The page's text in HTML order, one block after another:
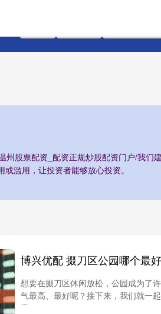
州股票配资_配资正规炒股配资门户/我们
滥用，让投资者能够放心投资。
博兴优配 掇刀区公园哪个最
想要在掇刀区休闲放松，公园成为了
气最高、最好呢？接下来，我们就一
凰....